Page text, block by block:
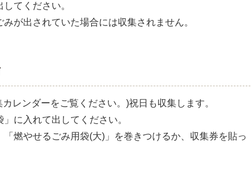
てください。
が出されていた場合には収集されません。
レンダーをご覧ください。)祝日も収集します。
に入れて出してください。
「燃やせるごみ用袋(大)」を巻きつけるか、収集券を貼っ